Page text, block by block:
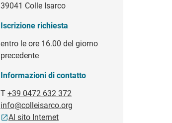
39041 Colle Isarco
Iscrizione richiesta
entro le ore 16.00 del giorno
precedente
Informazioni di contatto
T +39 0472 632 372
info@colleisarco.org
Al sito Internet